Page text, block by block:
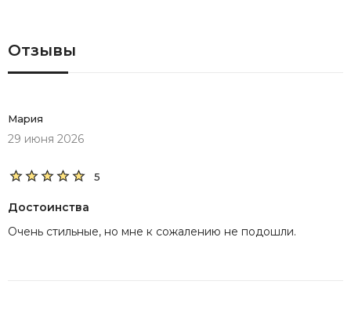
Отзывы
Мария
29 июня 2026
5
Достоинства
Очень стильные, но мне к сожалению не подошли.